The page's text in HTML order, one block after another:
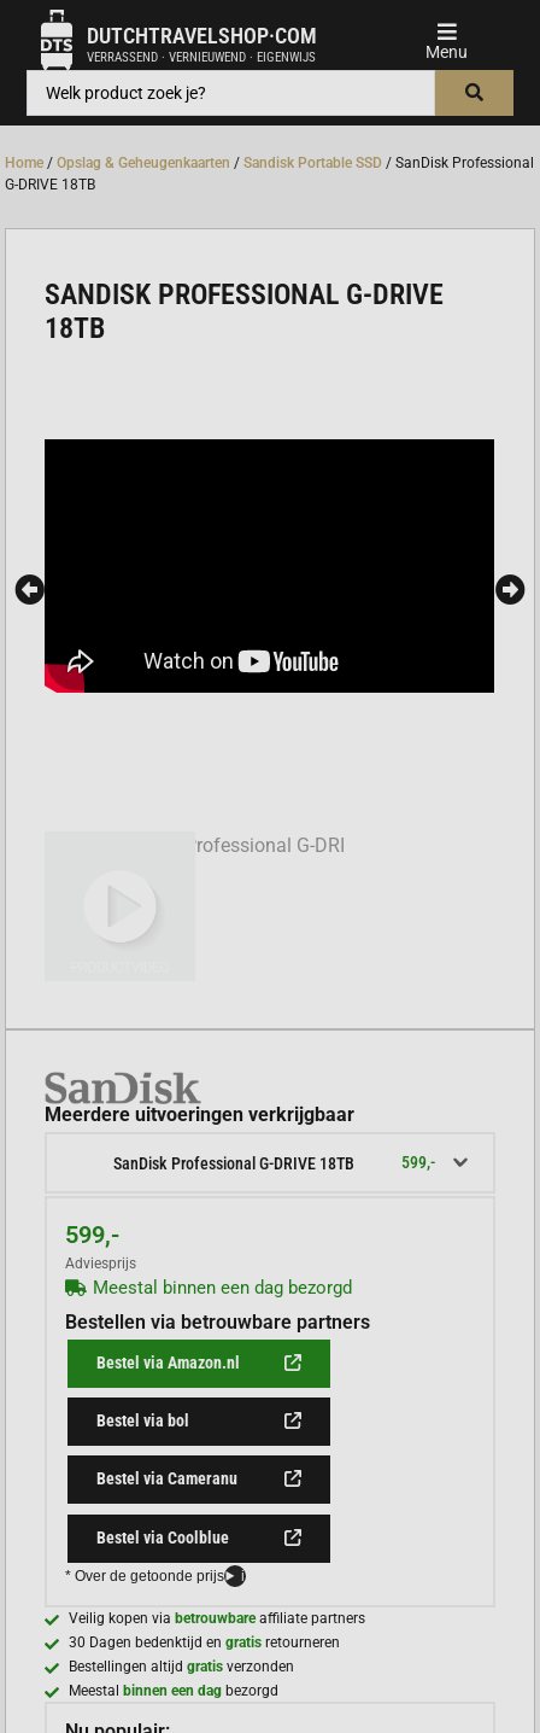
DUTCHTRAVELSHOP·COM
VERRASSEND · VERNIEUWEND · EIGENWIJS
Home /Opslag & Geheugenkaarten /Sandisk Portable SSD / SanDisk Professional
G-DRIVE 18TB
SANDISK PROFESSIONAL G-DRIVE
18TB
Meerdere uitvoeringen verkrijgbaar
SanDisk Professional G-DRIVE 18TB 599,-
599,-
Adviesprijs
Meestal binnen een dag bezorgd
Bestellen via betrouwbare partners
Bestel via Amazon.nl
Bestel via bol
Bestel via Cameranu
Bestel via Coolblue
* Over de getoonde prijs i
Veilig kopen viabetrouwbareaffiliate partners
30 Dagen bedenktijd engratis retourneren
Bestellingen altijdgratisverzonden
Meestalbinnen een dag bezorgd